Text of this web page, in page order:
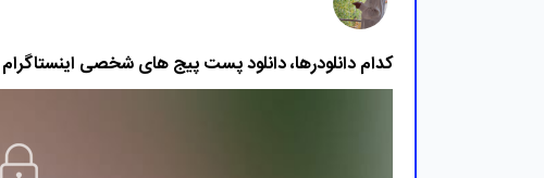
کدام دانلودرها، دانلود پست پیج های شخصی